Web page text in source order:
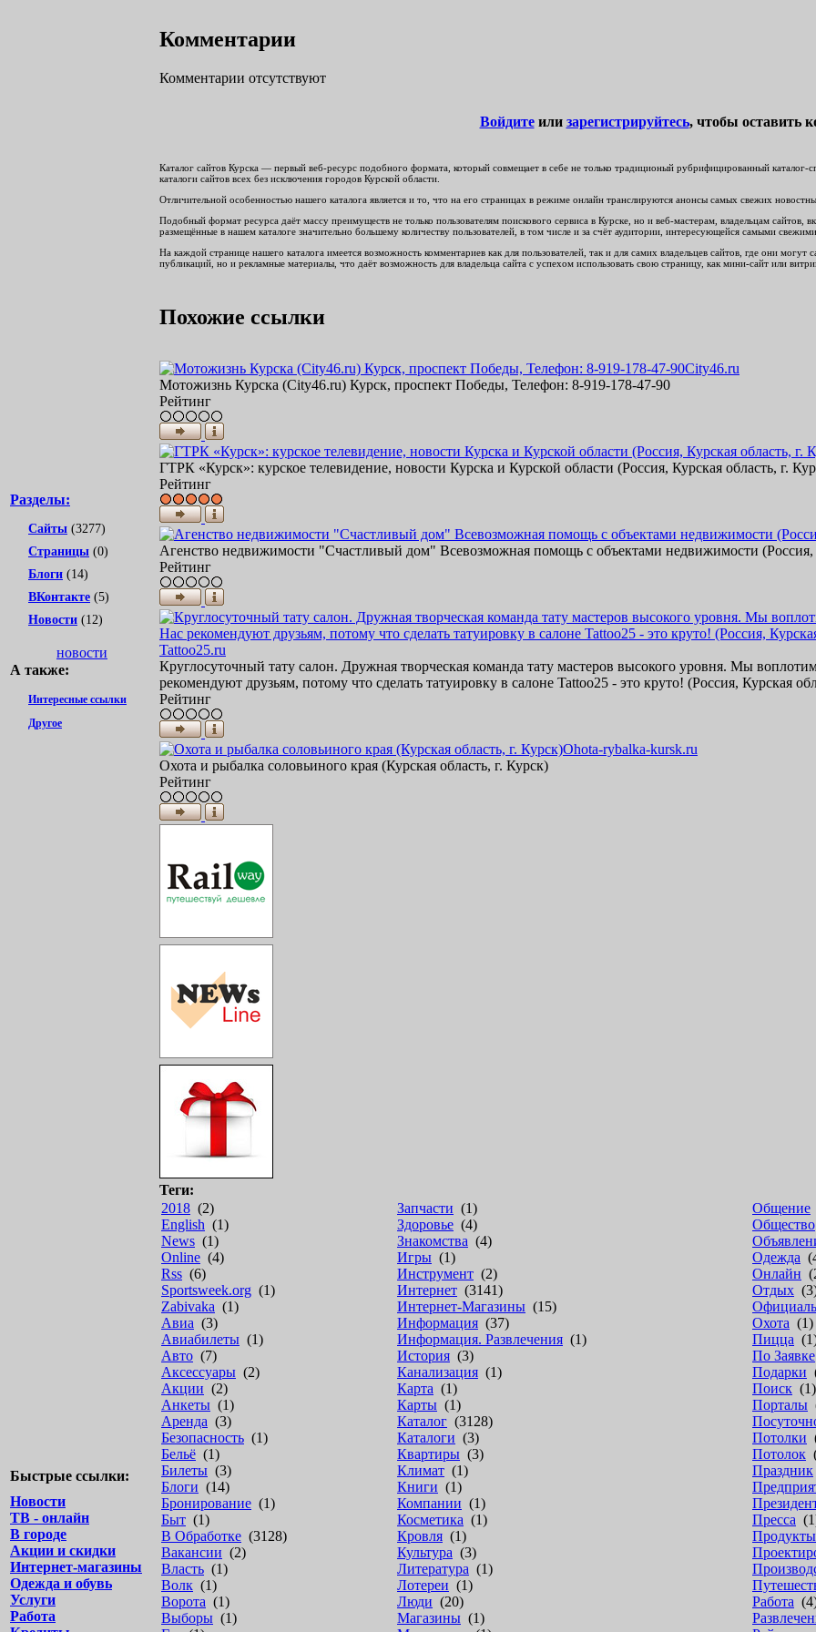
Разделы:
Сайты (3277)
Страницы (0)
Блоги (14)
ВКонтакте (5)
Новости (12)
новости
А также:
Интересные ссылки
Другое
Быстрые ссылки:
Новости
ТВ - онлайн
В городе
Акции и скидки
Интернет-магазины
Одежда и обувь
Услуги
Работа
Комментарии
Комментарии отсутствуют
Войдитеили зарегистрируйтесь, чтобы оставить
Каталог сайтов Курска — первый веб-ресурс подобного формата, который совмещает в себе не только традиционый рубрифицированный каталог-
каталоги сайтов всех без исключения городов Курской области.
Отличительной особенностью нашего каталога является и то, что на его страницах в режиме онлайн транслируются анонсы самых свежих
Подобный формат ресурса даёт массу преимуществ не только пользователям поискового сервиса в Курске, но и веб-мастерам, владельцам сайтов,
размещённые в нашем каталоге значительно большему количеству пользователей, в том числе и за счёт аудитории, интересующейся самыми
На каждой странице нашего каталога имеется возможность комментариев как для пользователей, так и для самих владельцев сайтов, где они
публикаций, но и рекламные материалы, что даёт возможность для владельца сайта с успехом использовать свою страницу, как мини-сайт или
Похожие ссылки
City46.ru
Мотожизнь Курска (City46.ru) Курск, проспект Победы, Телефон: 8-919-178-47-90
Рейтинг
ГТРК «Курск»: курское телевидение, новости Курска и Курской области (Россия, Курская область, г.
Рейтинг
Агенство недвижимости "Счастливый дом" Всевозможная помощь с объектами недвижимости (Россия,
Рейтинг
Tattoo25.ru
Круглосуточный тату салон. Дружная творческая команда тату мастеров высокого уровня. Мы
рекомендуют друзьям, потому что сделать татуировку в салоне Tattoo25 - это круто! (Россия, Курская
Рейтинг
Ohota-rybalka-kursk.ru
Охота и рыбалка соловьиного края (Курская область, г. Курск)
Рейтинг
Теги:
2018 (2)
English (1)
News (1)
Online (4)
Rss (6)
Sportsweek.org (1)
Zabivaka (1)
Авиа (3)
Авиабилеты (1)
Авто (7)
Аксессуары (2)
Акции (2)
Анкеты (1)
Аренда (3)
Безопасность (1)
Бельё (1)
Билеты (3)
Блоги (14)
Бронирование (1)
Быт (1)
В Обработке (3128)
Вакансии (2)
Власть (1)
Волк (1)
Ворота (1)
Выборы (1)
Запчасти (1)
Здоровье (4)
Знакомства (4)
Игры (1)
Инструмент (2)
Интернет (3141)
Интернет-Магазины (15)
Информация (37)
Информация. Развлечения (1)
История (3)
Канализация (1)
Карта (1)
Карты (1)
Каталог (3128)
Каталоги (3)
Квартиры (3)
Климат (1)
Книги (1)
Компании (1)
Косметика (1)
Кровля (1)
Культура (3)
Литература (1)
Лотереи (1)
Люди (20)
Магазины (1)
Общение
Общество
Одежда
Онлайн
Отдых
Охота (1)
Пицца
По Заявке
Подарки
Поиск (1)
Порталы
Потолки
Потолок
Праздник
Пресса
Продукты
Работа